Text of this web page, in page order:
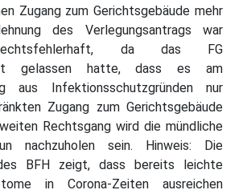
Zugang zum Gerichtsgebäude mehr
des Verlegungsantrags war
da das FG
gelassen hatte, dass es am
aus Infektionsschutzgründen nur
Zugang zum Gerichtsgebäude
Rechtsgang wird die mündliche
nachzuholen sein. Hinweis: Die
BFH zeigt, dass bereits leichte
in Corona-Zeiten ausreichen